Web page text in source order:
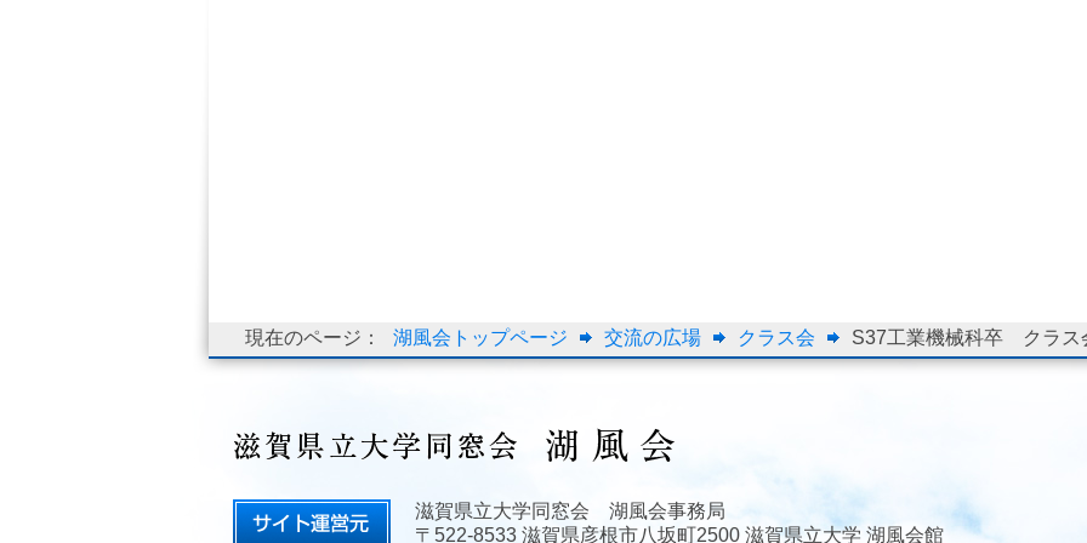
現在のページ： 湖風会トップページ 交流の広場 クラス会 S37工業機械科卒 クラス
滋賀県立大学同窓会 湖風会事務局
〒522-8533 滋賀県彦根市八坂町2500 滋賀県立大学 湖風会館